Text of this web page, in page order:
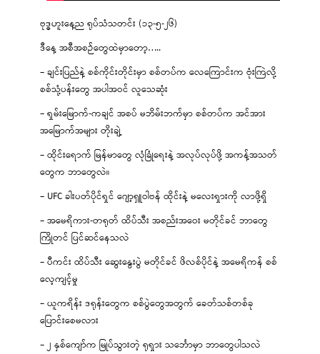
ဗုဒ္ဓဟူးနေ့ည ရုပ်သံသတင်း (၁၃-၅-၂၆)
ဒီနေ့ အစီအစဉ်တွေထဲမှာတော့…..
– ချင်းပြည်နဲ့ စစ်ကိုင်းတိုင်းမှာ စစ်တပ်က လေကြောင်းက ဗုံးကြဲလို့
စစ်သုံ့ပန်းတွေ အပါအဝင် လူသေဆုံး
– ရှမ်းမြောက်-ကချင် အစပ် မဘိမ်းဘက်မှာ စစ်တပ်က အင်အား
အမြောက်အများ တိုးချဲ့
– ထိုင်းရောက် မြန်မာတွေ လုံခြုံရေးနဲ့ အလုပ်လုပ်ဖို့ အကန့်အသတ်
တွေက ဘာတွေလဲ။
– UFC ခါးပတ်ပိုင်ရှင် ဂျော့ရှူဝါဗန် ထိုင်းနဲ့ မလေးရှားကို လာဖို့ရှိ
– အမေရိကား-တရုတ် ထိပ်သီး အစည်းအဝေး မတိုင်ခင် ဘာတွေ
ကြိုတင် ပြင်ဆင်နေသလဲ
– ပီကင်း ထိပ်သီး ဆွေးနွေးပွဲ မတိုင်ခင် ဖိလစ်ပိုင်နဲ့ အမေရိကန် စစ်
လေ့ကျင့်မှု
– ယူကရိန်း ဒရုန်းတွေက စစ်ပွဲတွေအတွက် ခေတ်သစ်တစ်ခု
ပြောင်းစေမလား
– ၂ နှစ်ကျော်က မြုပ်သွားတဲ့ ရုရှား သင်္ဘောမှာ ဘာတွေပါသလဲ